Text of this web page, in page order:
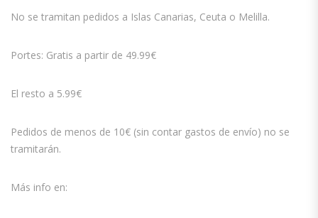
No se tramitan pedidos a Islas Canarias, Ceuta o Melilla.
Portes: Gratis a partir de 49.99€
El resto a 5.99€
Pedidos de menos de 10€ (sin contar gastos de envío) no se
tramitarán.
Más info en: